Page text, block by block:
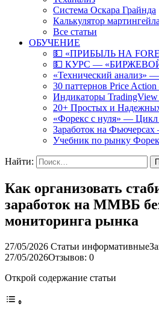
Система Оскара Грайнда
Калькулятор мартингейла
Все статьи
ОБУЧЕНИЕ
💵 «ПРИБЫЛЬ НА
💵 КУРС —
«Технический анализ»
30 паттернов Price
Индикаторы
20+ Простых и
«Форекс с нуля» — Цикл
Заработок на
Учебник по рынку
Найти:
Как организовать
заработок на ММВБ
мониторинга рынка
27/05/2026 Статьи информативные
27/05/2026Отзывов: 0
Открой содержание статьи